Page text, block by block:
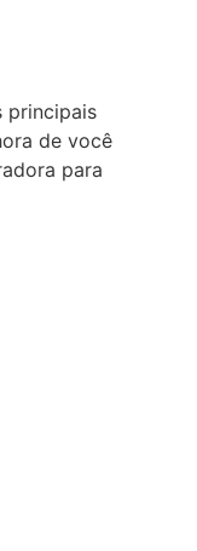
principais
de você
para